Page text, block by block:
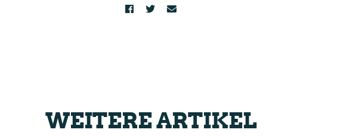
WEITERE ARTIKEL